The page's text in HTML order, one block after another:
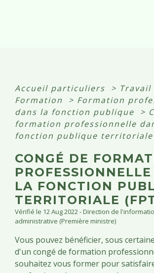
Accueil particuliers > Travail
Formation
> Formation
dans la fonction publique
>
formation professionnelle
fonction publique territoriale
CONGÉ DE
LA FONCTION
TERRITORIALE
Vérifié le 12 Aug 2022 - Direction de
administrative (Première ministre)
Vous pouvez bénéficier, sous
d'un congé de formation
souhaitez vous former pour